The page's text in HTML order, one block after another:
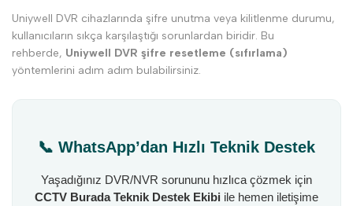
Uniywell DVR cihazlarında şifre unutma veya kilitlenme durumu,
kullanıcıların sıkça karşılaştığı sorunlardan biridir. Bu
rehberde, Uniywell DVR şifre resetleme (sıfırlama)
yöntemlerini adım adım bulabilirsiniz.
📞 WhatsApp’dan Hızlı Teknik Destek
Yaşadığınız DVR/NVR sorununu hızlıca çözmek için
CCTV Burada Teknik Destek Ekibi ile hemen iletişime